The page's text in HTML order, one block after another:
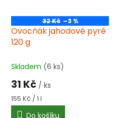
32 Kč –3 %
Ovocňák jahodové pyré
120 g
Skladem (6 ks)
31 Kč / ks
Měrná
cena:
155 Kč / 1 l
Do košíku